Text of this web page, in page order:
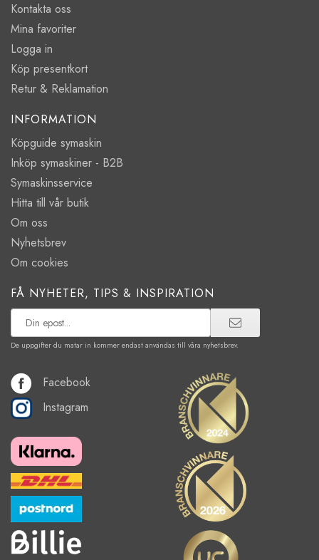
Kontakta oss
Mina favoriter
Logga in
Köp presentkort
Retur & Reklamation
INFORMATION
Köpguide symaskin
Inköp symaskiner - B2B
Symaskinsservice
Hitta till vår butik
Om oss
Nyhetsbrev
Om cookies
FÅ NYHETER, TIPS & INSPIRATION
De uppgifter du matar in kommer endast användas till våra nyhetsbrev.
Facebook
Instagram